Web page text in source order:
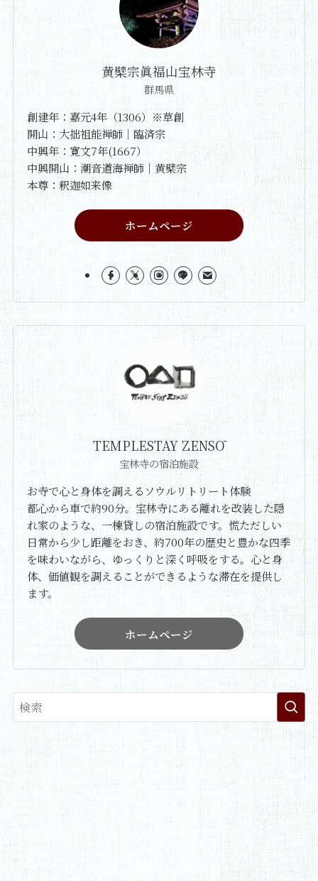
黄檗宗眞福山宝林寺
群馬県
創建年：嘉元4年（1306）※草創
開山：大拙祖能禅師｜臨済宗
中興年：寛文7年(1667）
中興開山：潮音道海禅師｜黄檗宗
本尊：釈迦如来像
ホームページ
TEMPLESTAY ZENSŌ
宝林寺の宿泊施設
お寺で心と身体を調えるソウルリトリート体験
都心から車で約90分。宝林寺にある離れを改装した隠
れ家のような、一棟貸しの宿泊施設です。慌ただしい
日常から少し距離をおき、約700年の歴史と豊かな四季
を味わいながら、ゆっくりと深く呼吸をする。心と身
体、価値観を調えることができるような滞在を提供し
ます。
ホームページ